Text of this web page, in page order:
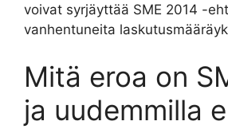
voivat syrjäyttää SME 2014 -
vanhentuneita
Mitä eroa on
ja uudemmilla